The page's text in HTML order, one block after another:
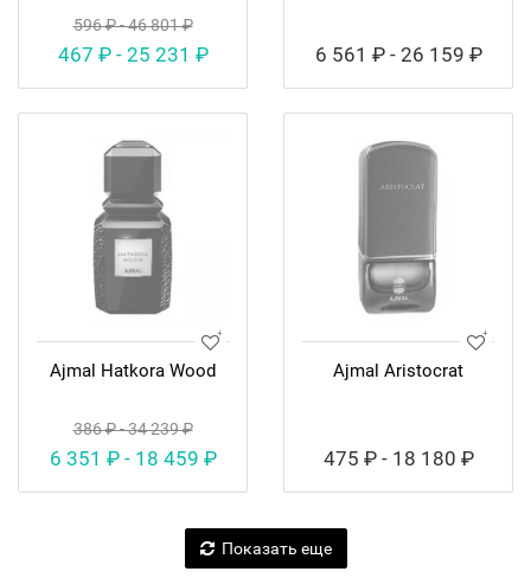
596 ₽ - 46 801 ₽
467 ₽ - 25 231 ₽ 6 561 ₽ - 26 159 ₽
Ajmal Hatkora Wood
386 ₽ - 34 239 ₽
6 351 ₽ - 18 459 ₽
Ajmal Aristocrat
475 ₽ - 18 180 ₽
Показать еще